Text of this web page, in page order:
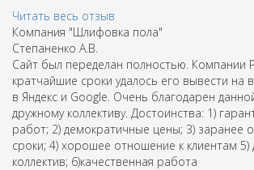
Читать весь отзыв
Компания "Шлифовка пола"
Степаненко А.В.
Сайт был переделан полностью. Компании
кратчайшие сроки удалось его вывести на
в Яндекс и Google. Очень благодарен
дружному коллективу. Достоинства: 1)
работ; 2) демократичные цены; 3) заранее
сроки; 4) хорошее отношение к клиентам 5)
коллектив; 6)качественная работа